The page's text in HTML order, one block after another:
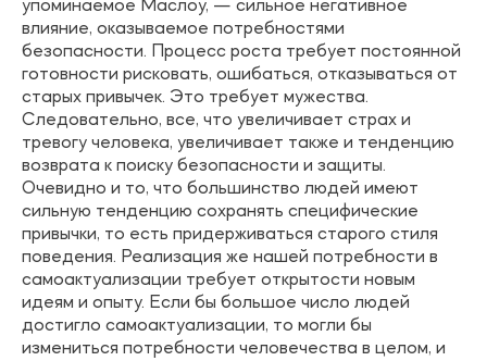
упоминаемое Маслоу, — сильное негативное
влияние, оказываемое потребностями
безопасности. Процесс роста требует постоянной
готовности рисковать, ошибаться, отказываться от
старых привычек. Это требует мужества.
Следовательно, все, что увеличивает страх и
тревогу человека, увеличивает также и тенденцию
возврата к поиску безопасности и защиты.
Очевидно и то, что большинство людей имеют
сильную тенденцию сохранять специфические
привычки, то есть придерживаться старого стиля
поведения. Реализация же нашей потребности в
самоактуализации требует открытости новым
идеям и опыту. Если бы большое число людей
достигло самоактуализации, то могли бы
измениться потребности человечества в целом, и